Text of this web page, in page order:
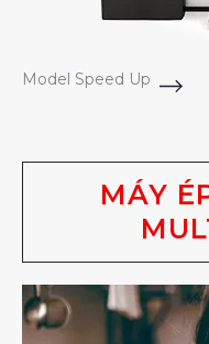
Model Speed Up
MÁY